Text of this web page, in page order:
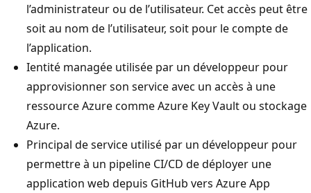
l’administrateur ou de l’utilisateur. Cet accès peut être
soit au nom de l’utilisateur, soit pour le compte de
l’application.
Ientité managée utilisée par un développeur pour
approvisionner son service avec un accès à une
ressource Azure comme Azure Key Vault ou stockage
Azure.
Principal de service utilisé par un développeur pour
permettre à un pipeline CI/CD de déployer une
application web depuis GitHub vers Azure App